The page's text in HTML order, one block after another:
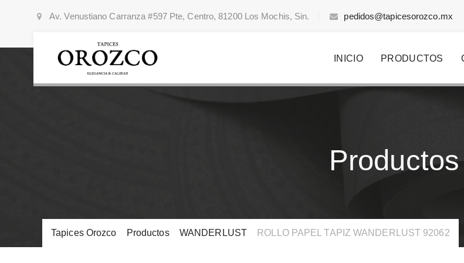
Av. Venustiano Carranza #597 Pte, Centro, 81200 Los Mochis, Sin. pedidos@tapicesorozco.mx
INICIO PRODUCTOS
Productos
Tapices Orozco Productos> WANDERLUST> ROLLO PAPEL TAPIZ WANDERLUST 92062